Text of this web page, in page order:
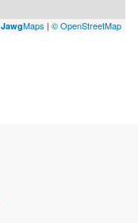
JawgMaps | © OpenStreetMap